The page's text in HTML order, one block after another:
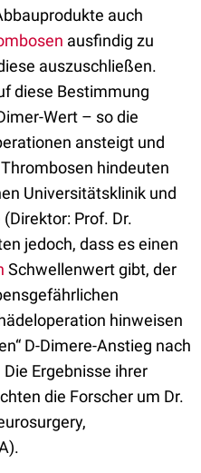
auch
ausfindig zu
auszuschließen.
diese Bestimmung
Wert – so die
ansteigt und
hindeuten
Universitätsklinik und
Prof. Dr.
jedoch, dass es einen
Schwellenwert gibt, der
hinweisen
D-Dimere-Anstieg nach
Ergebnisse ihrer
die Forscher um Dr.